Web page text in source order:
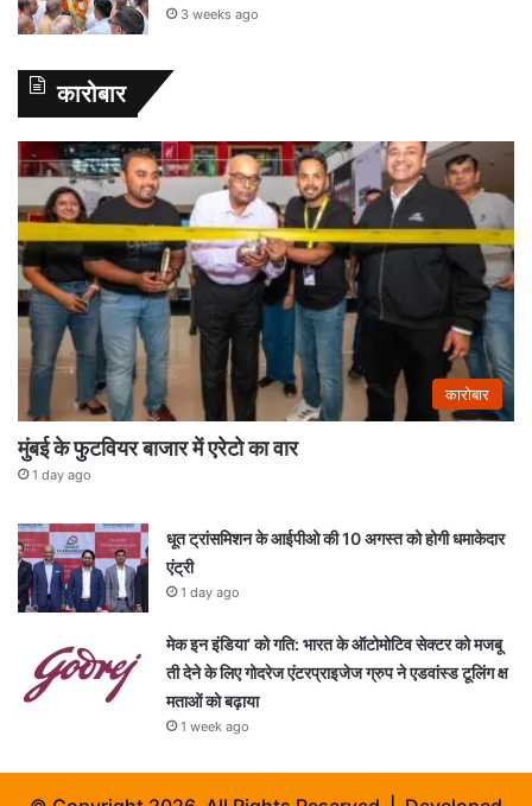
3 weeks ago
कारोबार
कारोबार
मुंबई के फुटवियर बाजार में एरेटो का वार
1 day ago
धूत ट्रांसमिशन के आईपीओ की 10 अगस्त को होगी धमाकेदार
एंट्री
1 day ago
मेक इन इंडिया’ को गति: भारत के ऑटोमोटिव सेक्टर को मजबू
ती देने के लिए गोदरेज एंटरप्राइजेज ग्रुप ने एडवांस्ड टूलिंग क्ष
मताओं को बढ़ाया
1 week ago